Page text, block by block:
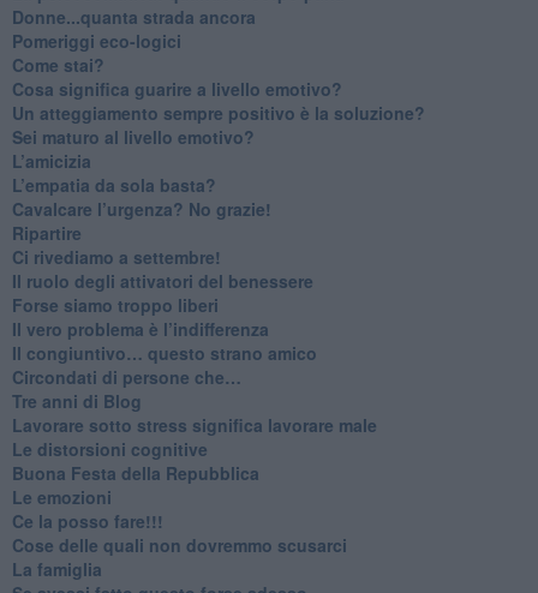
Donne...quanta strada ancora
​Pomeriggi eco-logici
​Come stai?
Cosa significa guarire a livello emotivo?
​Un atteggiamento sempre positivo è la soluzione?
​Sei maturo al livello emotivo?
​L’amicizia
​L’empatia da sola basta?
​Cavalcare l’urgenza? No grazie!
Ripartire
​Ci rivediamo a settembre!
​Il ruolo degli attivatori del benessere
​Forse siamo troppo liberi
​Il vero problema è l’indifferenza
​Il congiuntivo… questo strano amico
​Circondati di persone che…
​Tre anni di Blog
​Lavorare sotto stress significa lavorare male
​Le distorsioni cognitive
​Buona Festa della Repubblica
Le emozioni
​Ce la posso fare!!!
​Cose delle quali non dovremmo scusarci
​La famiglia